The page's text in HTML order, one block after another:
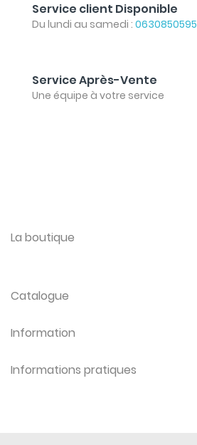
Service client Disponible
Du lundi au samedi : 0630850595
Service Après-Vente
Une équipe à votre service
La boutique
Catalogue
Information
Informations pratiques